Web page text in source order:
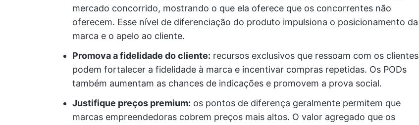
mercado concorrido, mostrando o que ela oferece que os concorrentes não
oferecem. Esse nível de diferenciação do produto impulsiona o posicionamento da
marca e o apelo ao cliente.
Promova a fidelidade do cliente: recursos exclusivos que ressoam com os clientes
podem fortalecer a fidelidade à marca e incentivar compras repetidas. Os PODs
também aumentam as chances de indicações e promovem a prova social.
Justifique preços premium: os pontos de diferença geralmente permitem que
marcas empreendedoras cobrem preços mais altos. O valor agregado que os